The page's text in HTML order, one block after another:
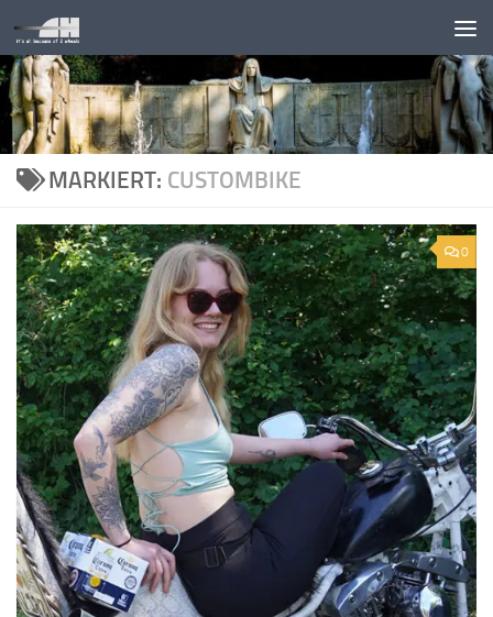
Unter dem Inhalt
MARKIERT: CUSTOMBIKE
0